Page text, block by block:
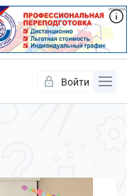
Войти